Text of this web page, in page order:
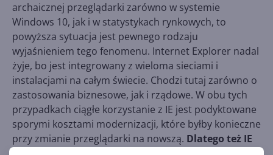
archaicznej przeglądarki zarówno w systemie
Windows 10, jak i w statystykach rynkowych, to
powyższa sytuacja jest pewnego rodzaju
wyjaśnieniem tego fenomenu. Internet Explorer nadal
żyje, bo jest integrowany z wieloma sieciami i
instalacjami na całym świecie. Chodzi tutaj zarówno o
zastosowania biznesowe, jak i rządowe. W obu tych
przypadkach ciągłe korzystanie z IE jest podyktowane
sporymi kosztami modernizacji, które byłby konieczne
przy zmianie przeglądarki na nowszą. Dlatego też IE